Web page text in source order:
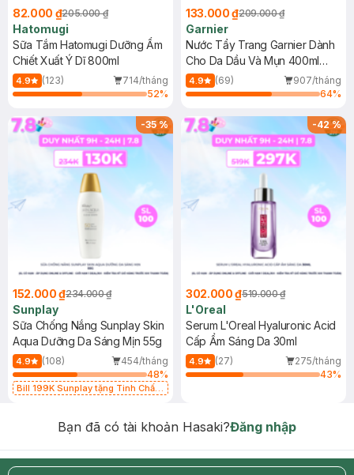
82.000 ₫205.000 ₫
Hatomugi
Sữa Tắm Hatomugi Dưỡng Ẩm
Chiết Xuất Ý Dĩ 800ml
4.9 (123)
714/tháng
52%
133.000 ₫209.000 ₫
Garnier
Nước Tẩy Trang Garnier Dành
Cho Da Dầu Và Mụn 400ml
(Mới)
4.9 (69)
907/tháng
64%
-35%
152.000 ₫234.000 ₫
Sunplay
Sữa Chống Nắng Sunplay Skin
Aqua Dưỡng Da Sáng Mịn 55g
4.9 (108)
454/tháng
48%
Bill 199K Sunplay tặng Tinh Chất
-42%
302.000 ₫519.000 ₫
L'Oreal
Serum L'Oreal Hyaluronic Acid
Cấp Ẩm Sáng Da 30ml
4.9 (27)
275/tháng
43%
Bạn đã có tài khoản Hasaki?Đăng nhập